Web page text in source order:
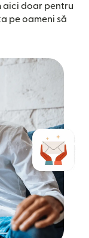
aici doar pentru
pe oameni să